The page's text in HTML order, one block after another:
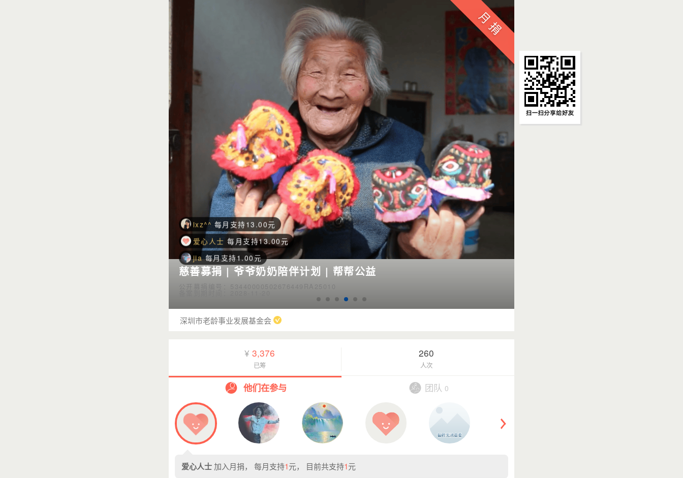
每月支持13.00元
爱心人士 每月支持13.00元
爱心人士 每月支持13.00元
爱心人士 每月支持13.00元
爱心人士 每月支持13.00元
lxz^^ 每月支持13.00元
爱心人士 每月支持13.00元
jia 每月支持1.00元
Timerace 每月支持20.00元
爱心人士
每月支持1.00元
爱心人士 每月支持13.00元
爱心人士 每月支持13.00元
每月支持13.00元
Suger 每月支持6.00元
每月支持34.00元
爱心人士
每月支持13.00元
爱心人士
每月支持13.00元
爱心人士
每月支持13.00元
lxz^^
每月支持13.00元
慈善募捐 | 爷爷奶奶陪伴计划 | 帮帮公益
公开募捐编号：53440000502676449RA25010
深圳市老龄事业发展基金会
¥ 3,376
已筹
260
人次
他们在参与 团队 0
爱心人士加入月捐， 每月支持1元， 目前共支持1元